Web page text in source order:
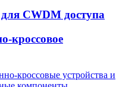
CWDM доступа
кроссовое
кроссовые устройства и